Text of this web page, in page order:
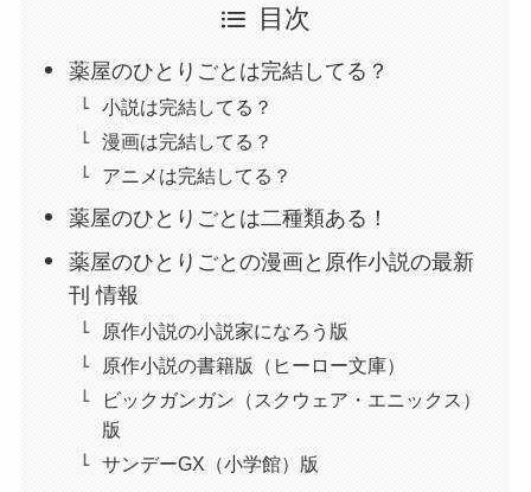
目次
薬屋のひとりごとは完結してる？
小説は完結してる？
漫画は完結してる？
アニメは完結してる？
薬屋のひとりごとは二種類ある！
薬屋のひとりごとの漫画と原作小説の最新
刊 情報
原作小説の小説家になろう版
原作小説の書籍版（ヒーロー文庫）
ビックガンガン（スクウェア・エニックス）
版
サンデーGX（小学館）版